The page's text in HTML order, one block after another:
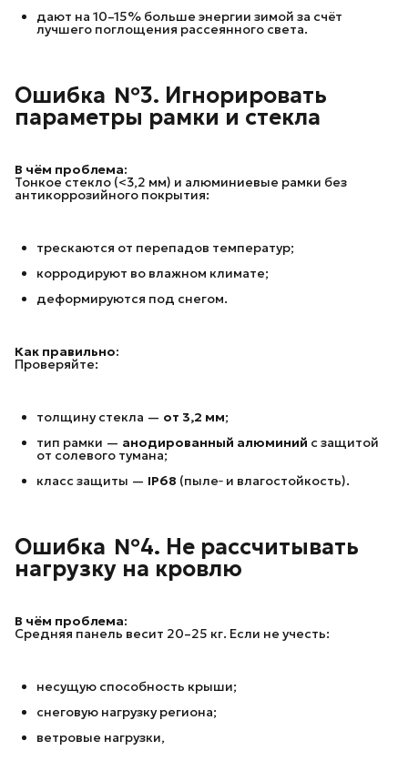
дают на 10–15% больше энергии зимой за счёт
лучшего поглощения рассеянного света.
Ошибка  №3. Игнорировать
параметры рамки и стекла
В чём проблема:
Тонкое стекло (<3,2 мм) и алюминиевые рамки без
антикоррозийного покрытия:
трескаются от перепадов температур;
корродируют во влажном климате;
деформируются под снегом.
Как правильно:
Проверяйте:
толщину стекла — от 3,2 мм;
тип рамки — анодированный алюминий с защитой
от солевого тумана;
класс защиты — IP68 (пыле‑ и влагостойкость).
Ошибка  №4. Не рассчитывать
нагрузку на кровлю
В чём проблема:
Средняя панель весит 20–25 кг. Если не учесть:
несущую способность крыши;
снеговую нагрузку региона;
ветровые нагрузки,